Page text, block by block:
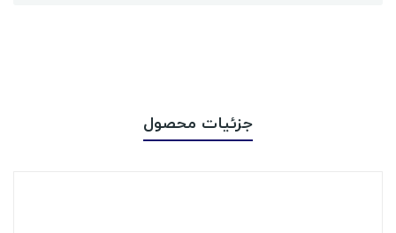
جزئیات محصول